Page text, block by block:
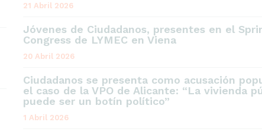
21 Abril 2026
Jóvenes de Ciudadanos, presentes en el
Congress de LYMEC en Viena
20 Abril 2026
Ciudadanos se presenta como acusación
el caso de la VPO de Alicante: “La vivienda
puede ser un botín político”
1 Abril 2026